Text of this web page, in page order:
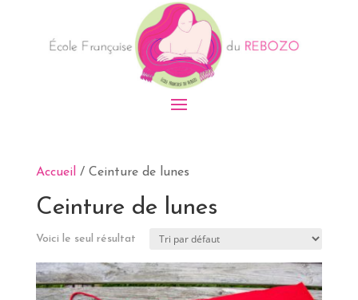
Accueil/ Ceinture de lunes
Ceinture de lunes
Voici le seul résultat